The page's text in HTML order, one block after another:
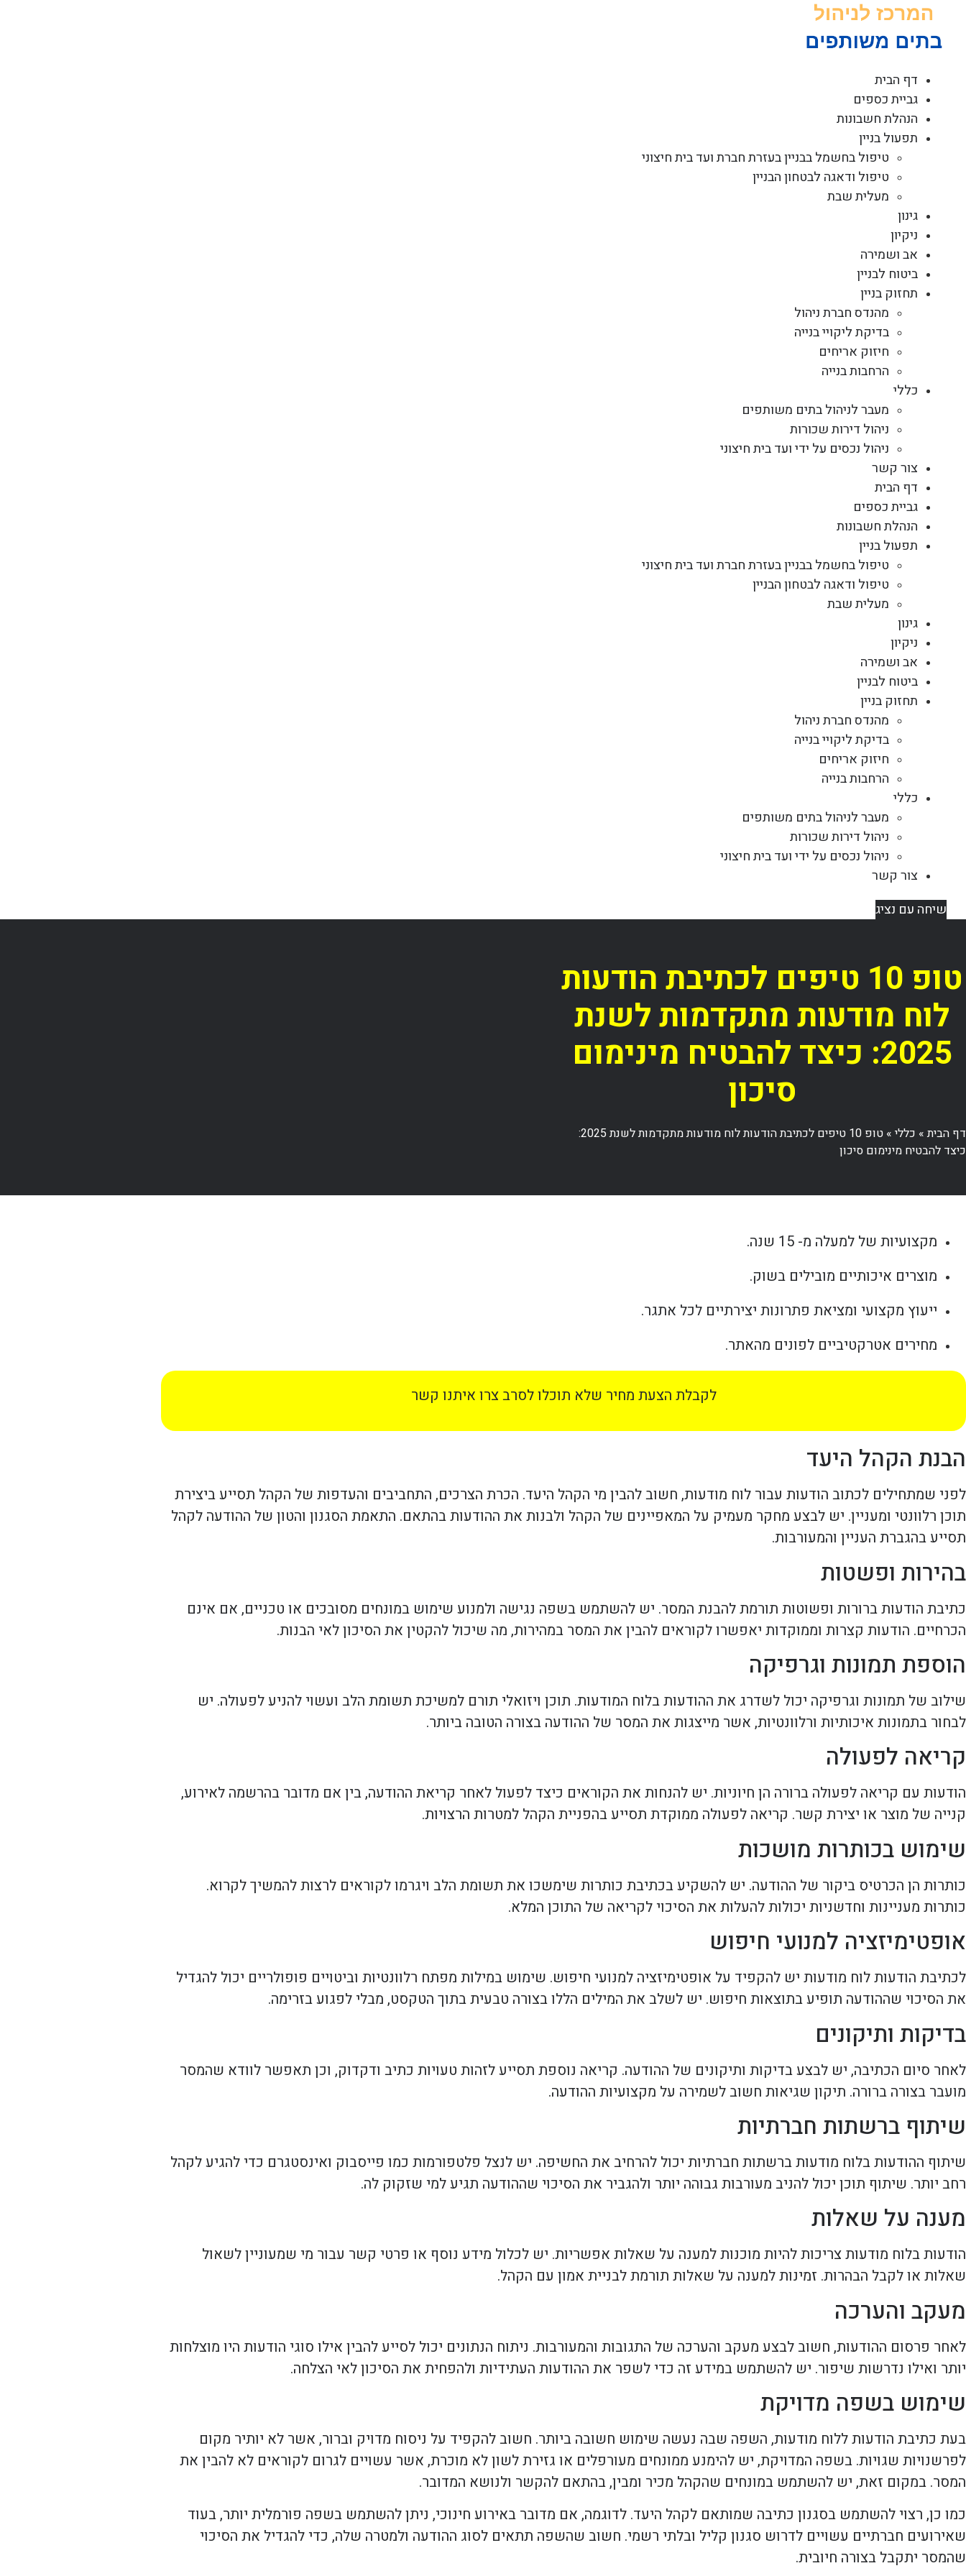
דף הבית
גביית כספים
הנהלת חשבונות
תפעול בניין
טיפול בחשמל בבניין בעזרת חברת ועד בית חיצוני
טיפול ודאגה לבטחון הבניין
מעלית שבת
גינון
ניקיון
אב ושמירה
ביטוח לבניין
תחזוק בניין
מהנדס חברת ניהול
בדיקת ליקויי בנייה
חיזוק אריחים
הרחבות בנייה
כללי
מעבר לניהול בתים משותפים
ניהול דירות שכורות
ניהול נכסים על ידי ועד בית חיצוני
צור קשר
דף הבית
גביית כספים
הנהלת חשבונות
תפעול בניין
טיפול בחשמל בבניין בעזרת חברת ועד בית חיצוני
טיפול ודאגה לבטחון הבניין
מעלית שבת
גינון
ניקיון
אב ושמירה
ביטוח לבניין
תחזוק בניין
מהנדס חברת ניהול
בדיקת ליקויי בנייה
חיזוק אריחים
הרחבות בנייה
כללי
מעבר לניהול בתים משותפים
ניהול דירות שכורות
ניהול נכסים על ידי ועד בית חיצוני
צור קשר
שיחה עם נציג
טופ 10 טיפים לכתיבת הודעות
לוח מודעות מתקדמות לשנת
2025: כיצד להבטיח מינימום
סיכון
דף הבית» כללי »
טופ 10 טיפים לכתיבת הודעות לוח מודעות מתקדמות לשנת 2025:
כיצד להבטיח מינימום סיכון
מקצועיות של למעלה מ- 15 שנה.
מוצרים איכותיים מובילים בשוק.
ייעוץ מקצועי ומציאת פתרונות יצירתיים לכל אתגר.
מחירים אטרקטיביים לפונים מהאתר.
לקבלת הצעת מחיר שלא תוכלו לסרב צרו איתנו קשר
הבנת הקהל היעד
לפני שמתחילים לכתוב הודעות עבור לוח מודעות, חשוב להבין מי הקהל היעד. הכרת הצרכים, התחביבים והעדפות של הקהל תסייע ביצירת
תוכן רלוונטי ומעניין. יש לבצע מחקר מעמיק על המאפיינים של הקהל ולבנות את ההודעות בהתאם. התאמת הסגנון והטון של ההודעה לקהל
תסייע בהגברת העניין והמעורבות.
בהירות ופשטות
כתיבת הודעות ברורות ופשוטות תורמת להבנת המסר. יש להשתמש בשפה נגישה ולמנוע שימוש במונחים מסובכים או טכניים, אם אינם
הכרחיים. הודעות קצרות וממוקדות יאפשרו לקוראים להבין את המסר במהירות, מה שיכול להקטין את הסיכון לאי הבנות.
הוספת תמונות וגרפיקה
שילוב של תמונות וגרפיקה יכול לשדרג את ההודעות בלוח המודעות. תוכן ויזואלי תורם למשיכת תשומת הלב ועשוי להניע לפעולה. יש
לבחור בתמונות איכותיות ורלוונטיות, אשר מייצגות את המסר של ההודעה בצורה הטובה ביותר.
קריאה לפעולה
הודעות עם קריאה לפעולה ברורה הן חיוניות. יש להנחות את הקוראים כיצד לפעול לאחר קריאת ההודעה, בין אם מדובר בהרשמה לאירוע,
קנייה של מוצר או יצירת קשר. קריאה לפעולה ממוקדת תסייע בהפניית הקהל למטרות הרצויות.
שימוש בכותרות מושכות
כותרות הן הכרטיס ביקור של ההודעה. יש להשקיע בכתיבת כותרות שימשכו את תשומת הלב ויגרמו לקוראים לרצות להמשיך לקרוא.
כותרות מעניינות וחדשניות יכולות להעלות את הסיכוי לקריאה של התוכן המלא.
אופטימיזציה למנועי חיפוש
לכתיבת הודעות לוח מודעות יש להקפיד על אופטימיזציה למנועי חיפוש. שימוש במילות מפתח רלוונטיות וביטויים פופולריים יכול להגדיל
את הסיכוי שההודעה תופיע בתוצאות חיפוש. יש לשלב את המילים הללו בצורה טבעית בתוך הטקסט, מבלי לפגוע בזרימה.
בדיקות ותיקונים
לאחר סיום הכתיבה, יש לבצע בדיקות ותיקונים של ההודעה. קריאה נוספת תסייע לזהות טעויות כתיב ודקדוק, וכן תאפשר לוודא שהמסר
מועבר בצורה ברורה. תיקון שגיאות חשוב לשמירה על מקצועיות ההודעה.
שיתוף ברשתות חברתיות
שיתוף ההודעות בלוח מודעות ברשתות חברתיות יכול להרחיב את החשיפה. יש לנצל פלטפורמות כמו פייסבוק ואינסטגרם כדי להגיע לקהל
רחב יותר. שיתוף תוכן יכול להניב מעורבות גבוהה יותר ולהגביר את הסיכוי שההודעה תגיע למי שזקוק לה.
מענה על שאלות
הודעות בלוח מודעות צריכות להיות מוכנות למענה על שאלות אפשריות. יש לכלול מידע נוסף או פרטי קשר עבור מי שמעוניין לשאול
שאלות או לקבל הבהרות. זמינות למענה על שאלות תורמת לבניית אמון עם הקהל.
מעקב והערכה
לאחר פרסום ההודעות, חשוב לבצע מעקב והערכה של התגובות והמעורבות. ניתוח הנתונים יכול לסייע להבין אילו סוגי הודעות היו מוצלחות
יותר ואילו נדרשות שיפור. יש להשתמש במידע זה כדי לשפר את ההודעות העתידיות ולהפחית את הסיכון לאי הצלחה.
שימוש בשפה מדויקת
בעת כתיבת הודעות ללוח מודעות, השפה שבה נעשה שימוש חשובה ביותר. חשוב להקפיד על ניסוח מדויק וברור, אשר לא יותיר מקום
לפרשנויות שגויות. בשפה המדויקת, יש להימנע ממונחים מעורפלים או גזירת לשון לא מוכרת, אשר עשויים לגרום לקוראים לא להבין את
המסר. במקום זאת, יש להשתמש במונחים שהקהל מכיר ומבין, בהתאם להקשר ולנושא המדובר.
כמו כן, רצוי להשתמש בסגנון כתיבה שמותאם לקהל היעד. לדוגמה, אם מדובר באירוע חינוכי, ניתן להשתמש בשפה פורמלית יותר, בעוד
שאירועים חברתיים עשויים לדרוש סגנון קליל ובלתי רשמי. חשוב שהשפה תתאים לסוג ההודעה ולמטרה שלה, כדי להגדיל את הסיכוי
שהמסר יתקבל בצורה חיובית.